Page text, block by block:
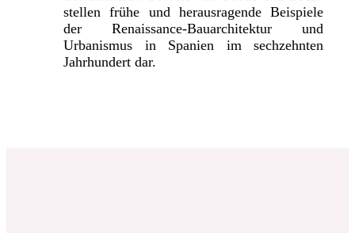
stellen frühe und herausragende Beispiele
der Renaissance-Bauarchitektur und
Urbanismus in Spanien im sechzehnten
Jahrhundert dar.